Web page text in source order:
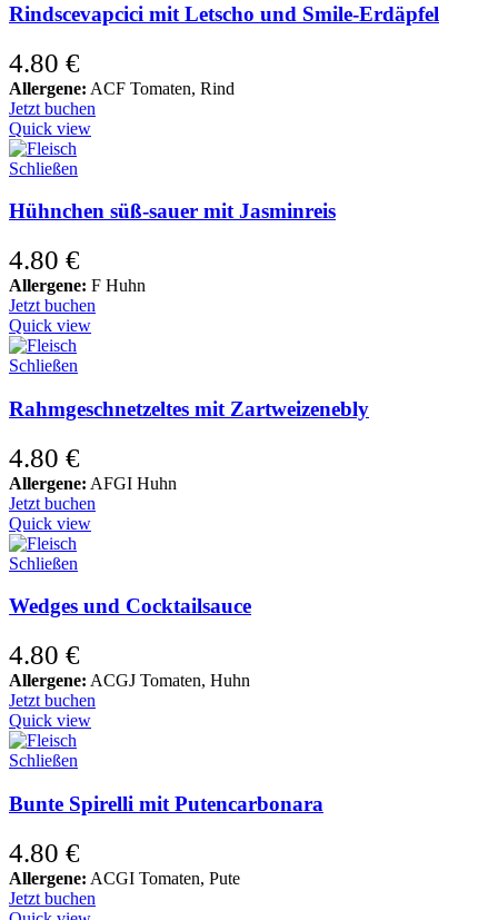
Rindscevapcici mit Letscho und Smile-Erdäpfel
4.80 €
Allergene: ACF Tomaten, Rind
Jetzt buchen
Quick view
Schließen
Hühnchen süß-sauer mit Jasminreis
4.80 €
Allergene: F Huhn
Jetzt buchen
Quick view
Schließen
Rahmgeschnetzeltes mit Zartweizenebly
4.80 €
Allergene: AFGI Huhn
Jetzt buchen
Quick view
Schließen
Wedges und Cocktailsauce
4.80 €
Allergene: ACGJ Tomaten, Huhn
Jetzt buchen
Quick view
Schließen
Bunte Spirelli mit Putencarbonara
4.80 €
Allergene: ACGI Tomaten, Pute
Jetzt buchen